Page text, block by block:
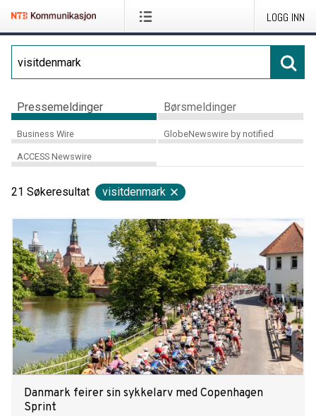
LOGG INN
Pressemeldinger Børsmeldinger
Business Wire GlobeNewswire by notified
ACCESS Newswire
21 Søkeresultat visitdenmark
Danmark feirer sin sykkelarv med Copenhagen
Sprint